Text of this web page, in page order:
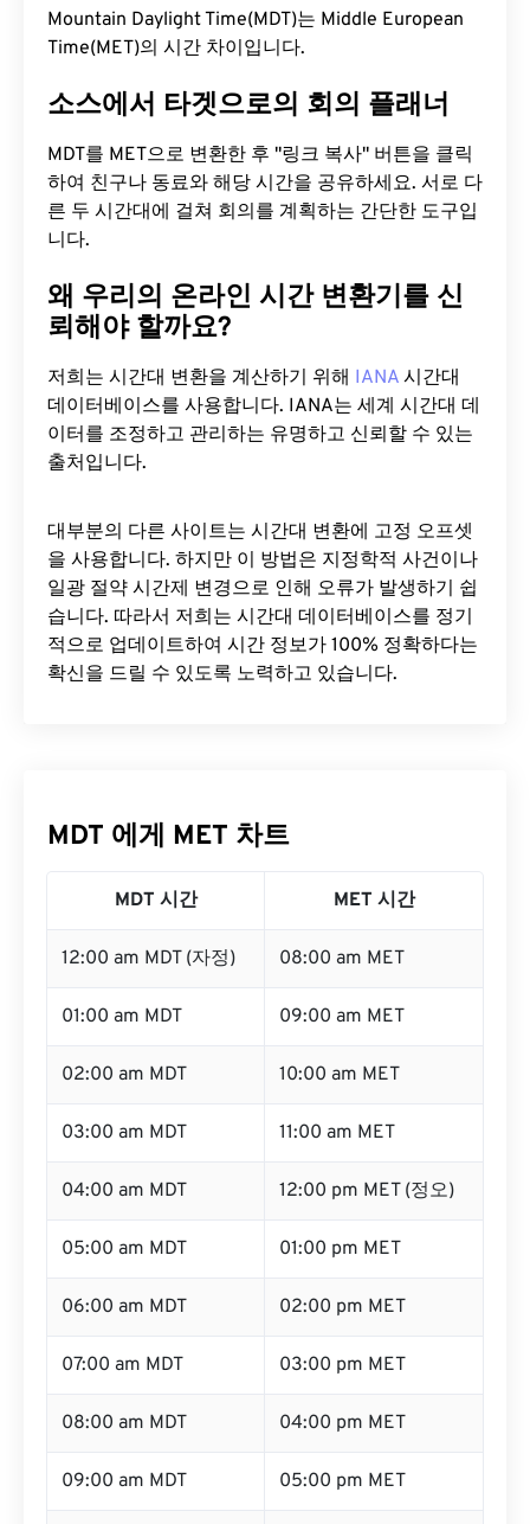
Mountain Daylight Time(MDT)는 Middle European
Time(MET)의 시간 차이입니다.
소스에서 타겟으로의 회의 플래너
MDT를 MET으로 변환한 후 "링크 복사" 버튼을 클릭
하여 친구나 동료와 해당 시간을 공유하세요. 서로 다
른 두 시간대에 걸쳐 회의를 계획하는 간단한 도구입
니다.
왜 우리의 온라인 시간 변환기를 신
뢰해야 할까요?
저희는 시간대 변환을 계산하기 위해 IANA 시간대
데이터베이스를 사용합니다. IANA는 세계 시간대 데
이터를 조정하고 관리하는 유명하고 신뢰할 수 있는
출처입니다.
대부분의 다른 사이트는 시간대 변환에 ​​고정 오프셋
을 사용합니다. 하지만 이 방법은 지정학적 사건이나
일광 절약 시간제 변경으로 인해 오류가 발생하기 쉽
습니다. 따라서 저희는 시간대 데이터베이스를 정기
적으로 업데이트하여 시간 정보가 100% 정확하다는
확신을 드릴 수 있도록 노력하고 있습니다.
MDT 에게 MET 차트
MDT 시간 MET 시간
12:00 am MDT (자정) 08:00 am MET
01:00 am MDT 09:00 am MET
02:00 am MDT 10:00 am MET
03:00 am MDT 11:00 am MET
04:00 am MDT 12:00 pm MET (정오)
05:00 am MDT 01:00 pm MET
06:00 am MDT 02:00 pm MET
07:00 am MDT 03:00 pm MET
08:00 am MDT 04:00 pm MET
09:00 am MDT 05:00 pm MET